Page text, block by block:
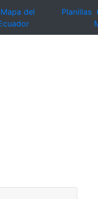
Mapa del
Planillas